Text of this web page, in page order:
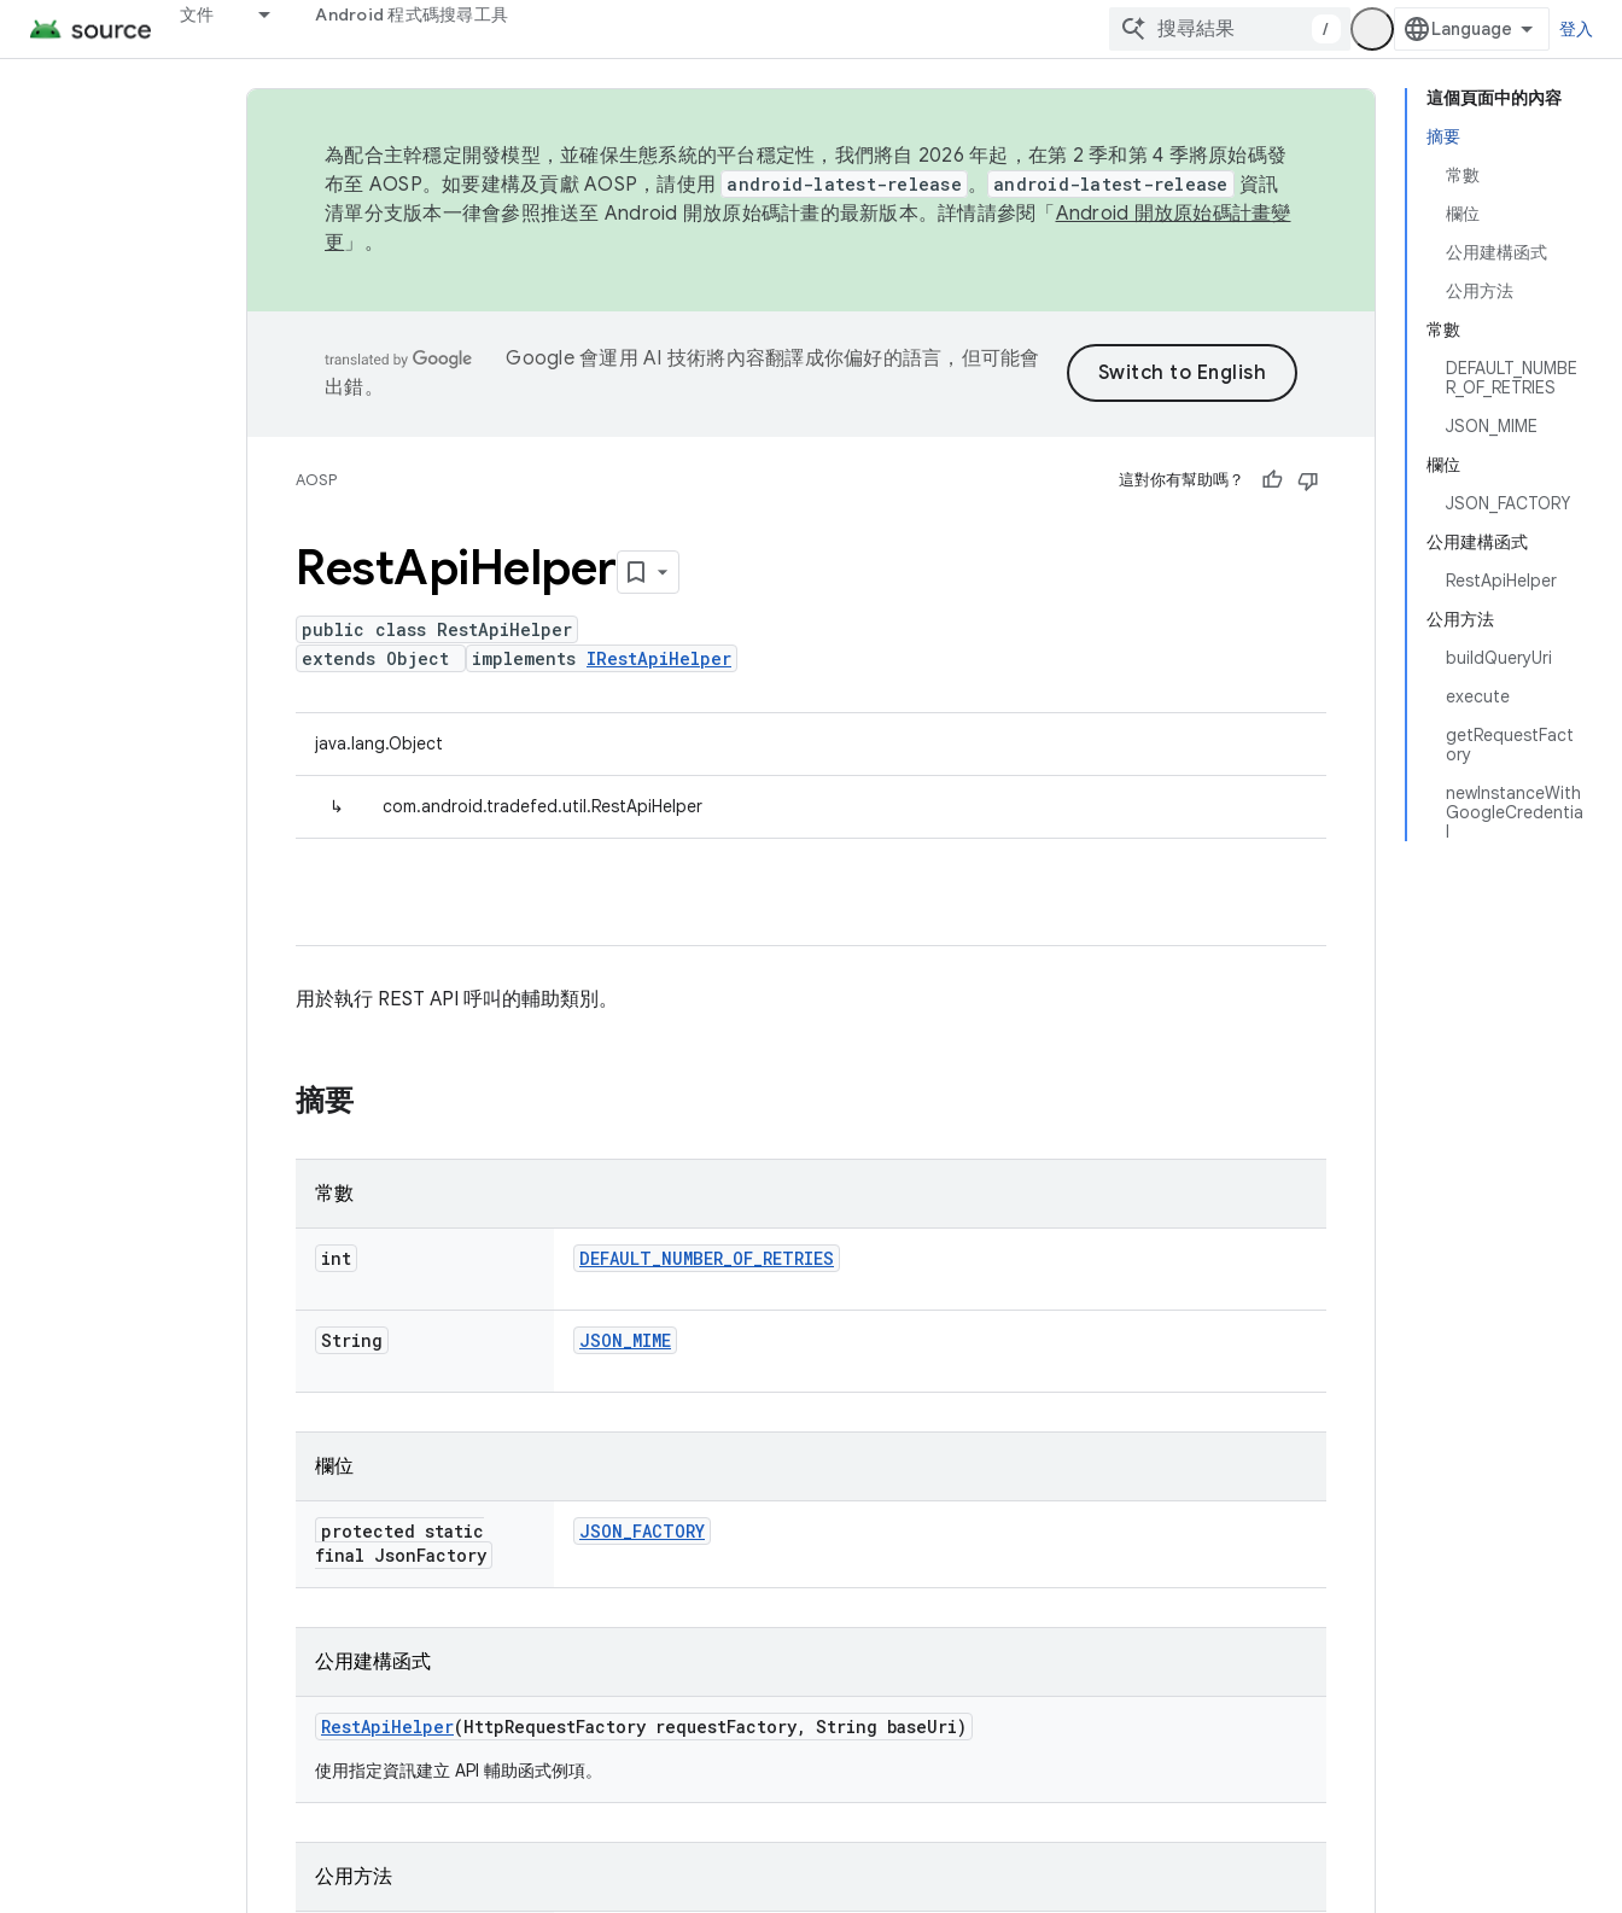
文件 Android 程式碼搜尋工具
/ 登入
這個頁面中的內容
摘要
常數
欄位
公用建構函式
公用方法
常數
DEFAULT_NUMBE
R_OF_RETRIES
JSON_MIME
欄位
JSON_FACTORY
公用建構函式
RestApiHelper
公用方法
buildQueryUri
execute
getRequestFact
ory
newInstanceWith
GoogleCredentia
l
為配合主幹穩定開發模型，並確保生態系統的平台穩定性，我們將自 2026 年起，在第 2 季和第 4 季將原始碼發
布至 AOSP。如要建構及貢獻 AOSP，請使用 android-latest-release 。 android-latest-release
資訊
清單分支版本一律會參照推送至 Android 開放原始碼計畫的最新版本。詳情請參閱「 Android 開放原始碼計畫變
更 」。
Google 會運用 AI 技術將內容翻譯成你偏好的語言，但可能會
出錯。
AOSP 這對你有幫助嗎？
RestApiHelper
public class RestApiHelper
extends Object
implements IRestApiHelper
java.lang.Object
↳ com.android.tradefed.util.RestApiHelper
用於執行 REST API 呼叫的輔助類別。
摘要
常數
int DEFAULT_NUMBER_OF_RETRIES
String JSON_MIME
欄位
protected static
final JsonFactory
JSON_FACTORY
公用建構函式
RestApiHelper(HttpRequestFactory requestFactory, String baseUri)
使用指定資訊建立 API 輔助函式例項。
公用方法